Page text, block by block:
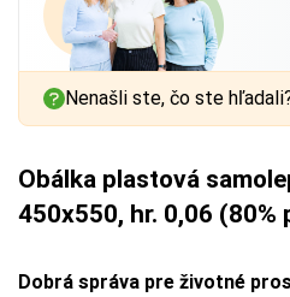
Nenašli ste, čo ste
Obálka plastová
450x550, hr. 0,06
Dobrá správa pre životné